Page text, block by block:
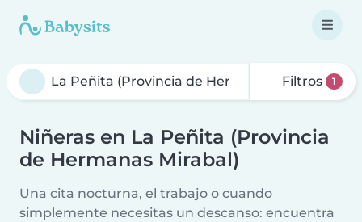
Filtros 1
Niñeras en La Peñita (Provincia
de Hermanas Mirabal)
Una cita nocturna, el trabajo o cuando
simplemente necesitas un descanso: encuentra